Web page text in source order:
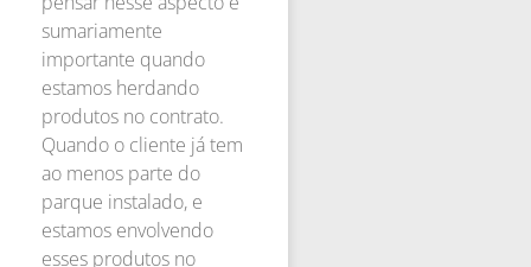
sumariamente
importante quando
estamos herdando
produtos no contrato.
Quando o cliente já tem
ao menos parte do
parque instalado, e
estamos envolvendo
esses produtos no